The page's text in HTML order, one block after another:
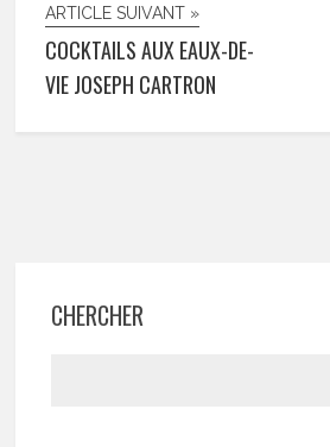
ARTICLE SUIVANT »
COCKTAILS AUX EAUX-DE-
VIE JOSEPH CARTRON
CHERCHER